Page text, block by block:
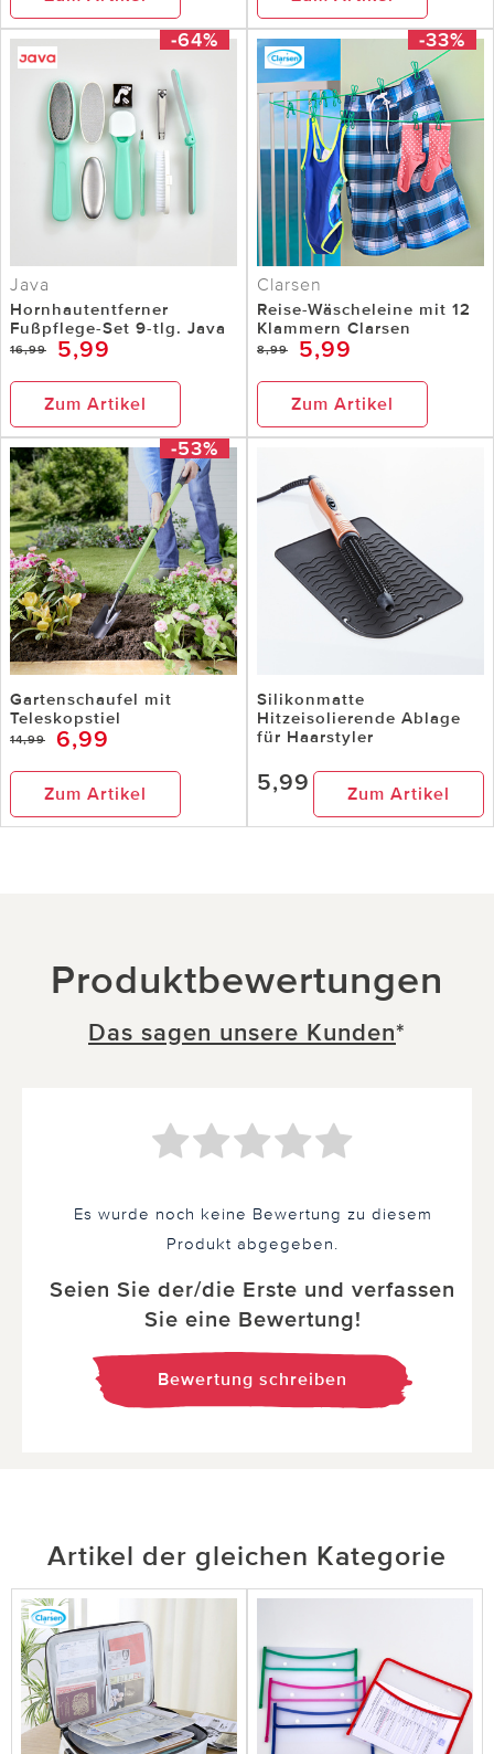
-64%
Java
Hornhautentferner
Fußpflege-Set 9-tlg. Java
16,99 5,99
Zum Artikel
-33%
Clarsen
Reise-Wäscheleine mit 12
Klammern Clarsen
8,99 5,99
Zum Artikel
-53%
Gartenschaufel mit
Teleskopstiel
14,99 6,99
Zum Artikel
Silikonmatte
Hitzeisolierende Ablage
für Haarstyler
5,99 Zum Artikel
Produktbewertungen
Das sagen unsere Kunden*
Es wurde noch keine Bewertung zu diesem
Produkt abgegeben.
Seien Sie der/die Erste und verfassen
Sie eine Bewertung!
Bewertung schreiben
Artikel der gleichen Kategorie